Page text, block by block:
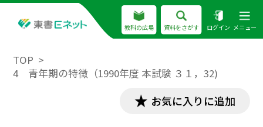
教科の広場 資料をさがす ログイン メニュー
TOP
4 青年期の特徴（1990年度 本試験 ３１，32)
お気に入りに追加